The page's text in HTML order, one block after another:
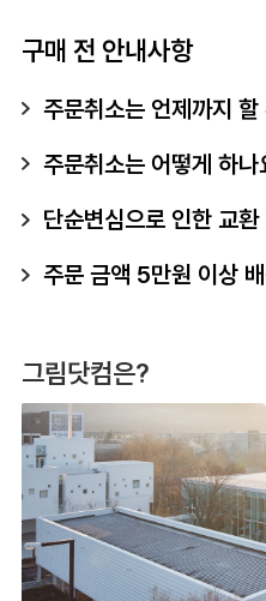
구매 전 안내사항
주문취소는 언제까지
주문취소는 어떻게 하나
단순변심으로 인한 교
주문 금액 5만원 이상
그림닷컴은?